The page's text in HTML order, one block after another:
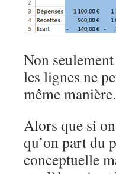
Non
les lignes ne
même manière.
Alors que si
qu’on part du
conceptuelle